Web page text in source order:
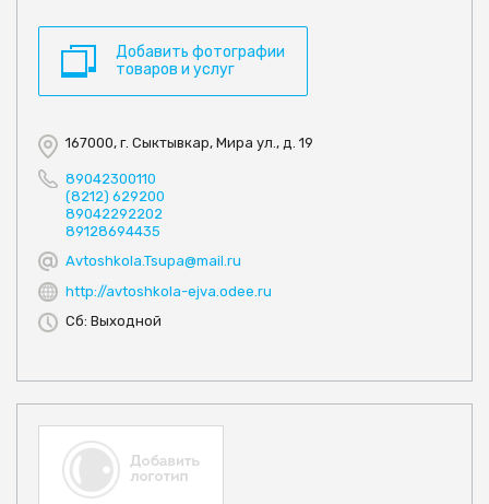
Добавить фотографии
товаров и услуг
167000, г. Сыктывкар, Мира ул., д. 19
89042300110
(8212) 629200
89042292202
89128694435
Avtoshkola.Tsupa@mail.ru
http://avtoshkola-ejva.odee.ru
Сб: Выходной